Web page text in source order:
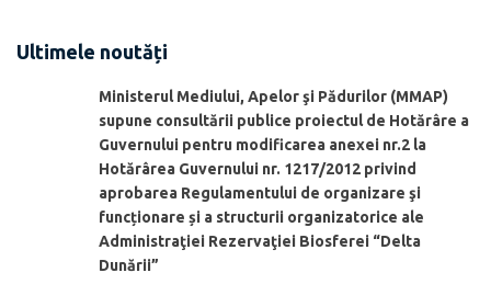
Ultimele noutăți
Ministerul Mediului, Apelor şi Pădurilor (MMAP)
supune consultării publice proiectul de Hotărâre a
Guvernului pentru modificarea anexei nr.2 la
Hotărârea Guvernului nr. 1217/2012 privind
aprobarea Regulamentului de organizare şi
funcționare și a structurii organizatorice ale
Administraţiei Rezervaţiei Biosferei “Delta
Dunării”